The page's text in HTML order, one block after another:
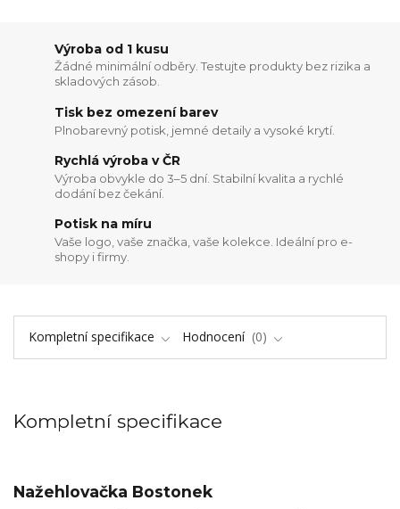
Výroba od 1 kusu
Žádné minimální odběry. Testujte produkty bez rizika a
skladových zásob.
Tisk bez omezení barev
Plnobarevný potisk, jemné detaily a vysoké krytí.
Rychlá výroba v ČR
Výroba obvykle do 3–5 dní. Stabilní kvalita a rychlé
dodání bez čekání.
Potisk na míru
Vaše logo, vaše značka, vaše kolekce. Ideální pro e-
shopy i firmy.
Kompletní specifikace Hodnocení 0
Kompletní specifikace
Nažehlovačka Bostonek